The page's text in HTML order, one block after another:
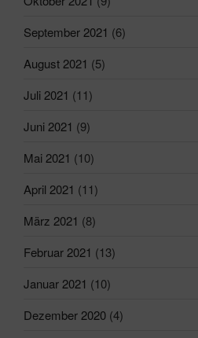
September 2021 (6)
August 2021 (5)
Juli 2021 (11)
Juni 2021 (9)
Mai 2021 (10)
April 2021 (11)
März 2021 (8)
Februar 2021 (13)
Januar 2021 (10)
Dezember 2020 (4)